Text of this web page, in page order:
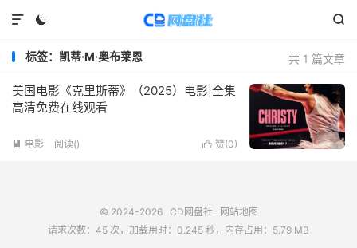
 

共 1 篇文章
标签：凯蒂·M·奥布莱恩
美国电影《克里斯蒂》（2025）电影|全集
高清免费在线观看
 赞(0)
 电影 阅读()
© 2024-2026 CD网盘社
网站地图
请求次数：45 次，加载用时：0.245 秒，内存占用：5.79 MB